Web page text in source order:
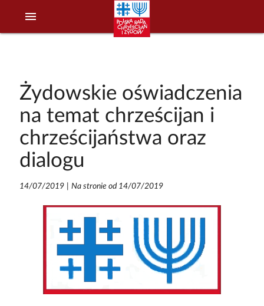
menu
Żydowskie oświadczenia
na temat chrześcijan i
chrześcijaństwa oraz
dialogu
14/07/2019| Na stronie od 14/07/2019